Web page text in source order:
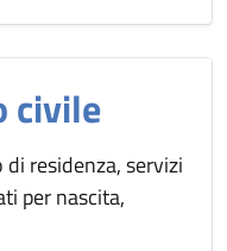
civile
residenza, servizi
per nascita,